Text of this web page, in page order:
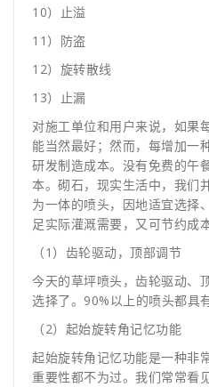
10）止溢
11）防盗
12）旋转散线
13）止漏
对施工单位和用户来说，如果
能当然最好；然而，每增加一
研发制造成本。没有免费的午
本。砌石，现实生活中，我们
为一体的喷头，因地适宜选择
足实际灌溉需要，又可节约成本
（1）齿轮驱动，顶部调节
今天的草坪喷头，齿轮驱动、
选择了。90%以上的喷头都具
（2）起始旋转角记忆功能
起始旋转角记忆功能是一种非
重要性都不为过。我们常常看